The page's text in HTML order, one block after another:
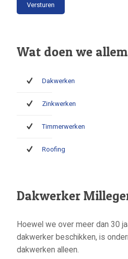
Wat doen we
Dakwerken
Zinkwerken
Timmerwerken
Roofing
Dakwerker
Hoewel we over meer dan 30
dakwerker beschikken, is
dakwerken alleen.